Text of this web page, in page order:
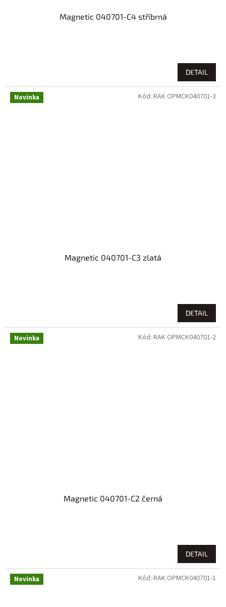
Magnetic 040701-C4 stříbrná
DETAIL
Novinka
Magnetic 040701-C3 zlatá
DETAIL
Kód: RAK OPMCK040701-3
Novinka
Magnetic 040701-C2 černá
DETAIL
Kód: RAK OPMCK040701-2
Novinka Kód: RAK OPMCK040701-1